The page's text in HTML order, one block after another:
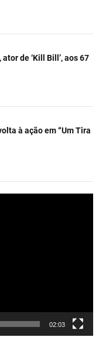
de ‘Kill Bill’, aos 67
à ação em “Um Tira
02:03